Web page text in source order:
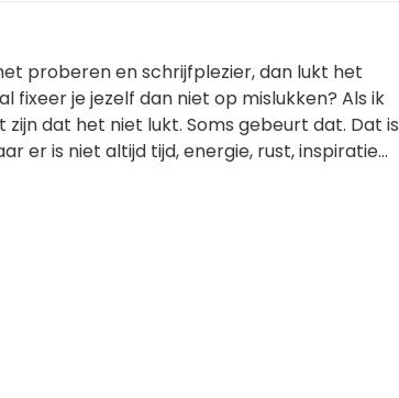
proberen en schrijfplezier, dan lukt het
fixeer je jezelf dan niet op mislukken? Als ik
dat het niet lukt. Soms gebeurt dat. Dat is
er is niet altijd tijd, energie, rust, inspiratie...